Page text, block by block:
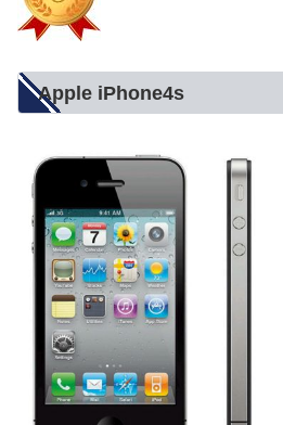
Apple iPhone4s